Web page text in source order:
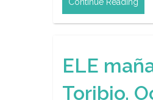
Continue Reading
ELE
Toribio.